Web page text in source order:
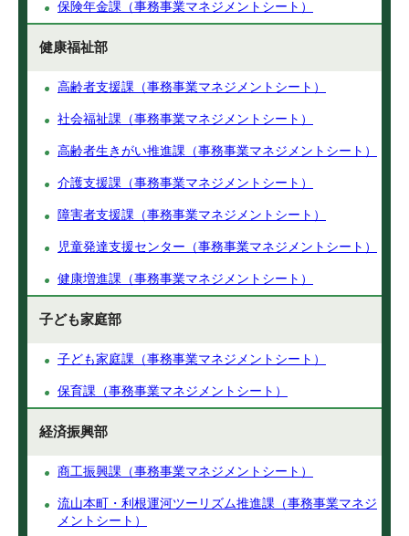
保険年金課（事務事業マネジメントシート）
健康福祉部
高齢者支援課（事務事業マネジメントシート）
社会福祉課（事務事業マネジメントシート）
高齢者生きがい推進課（事務事業マネジメントシート）
介護支援課（事務事業マネジメントシート）
障害者支援課（事務事業マネジメントシート）
児童発達支援センター（事務事業マネジメントシート）
健康増進課（事務事業マネジメントシート）
子ども家庭部
子ども家庭課（事務事業マネジメントシート）
保育課（事務事業マネジメントシート）
経済振興部
商工振興課（事務事業マネジメントシート）
流山本町・利根運河ツーリズム推進課（事務事業マネジ
メントシート）